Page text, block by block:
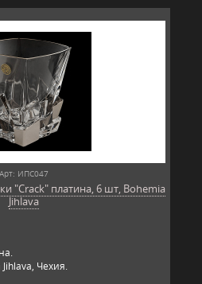
Арт: ИПС047
"Crack" платина, 6 шт, Bohemia
Jihlava
Чехия.